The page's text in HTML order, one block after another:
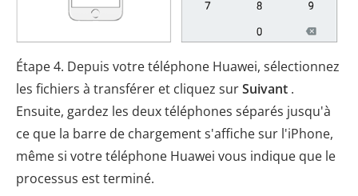
Étape 4. Depuis votre téléphone Huawei, sélectionnez
les fichiers à transférer et cliquez surSuivant .
Ensuite, gardez les deux téléphones séparés jusqu'à
ce que la barre de chargement s'affiche sur l'iPhone,
même si votre téléphone Huawei vous indique que le
processus est terminé.